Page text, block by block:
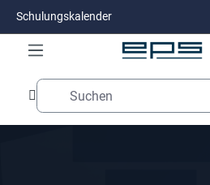
Zum Hauptinhalt springen
Schulungskalender